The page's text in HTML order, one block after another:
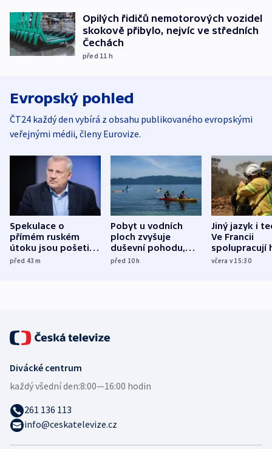
Opilých řidičů nemotorových vozidel
skokově přibylo, nejvíc ve středních
Čechách
před 11 h
Evropský pohled
ČT24 každý den vybírá z obsahu publikovaného evropskými
veřejnými médii, členy Eurovize.
Spekulace o
přímém ruském
útoku jsou pošetilé,
míní estonský
před 43m
Pobyt u vodních
ploch zvyšuje
duševní pohodu,
ukázala
před 10h
Jiný jazyk i
Ve Francii
spolupracují
různých zemí
včera v 15:30
Divácké centrum
každý všední den:8:00—16:00 hodin
261 136 113
info@ceskatelevize.cz